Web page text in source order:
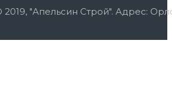
"Апельсин Строй". Адрес: